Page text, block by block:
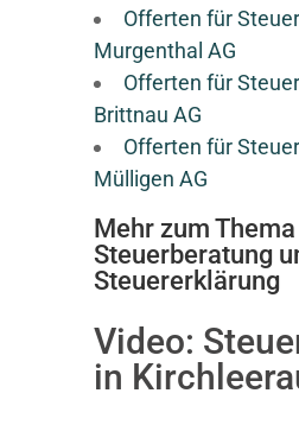
Offerten für
Murgenthal AG
Offerten für
Brittnau AG
Offerten für
Mülligen AG
Mehr zum
Steuerberatung
Steuererklärung
Video:
in